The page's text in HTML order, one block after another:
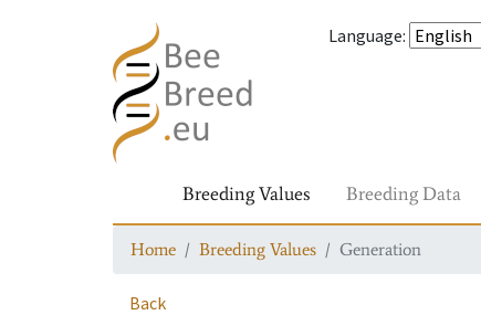
Language:
Breeding Values Breeding Data
Home Breeding Values Generation
Back